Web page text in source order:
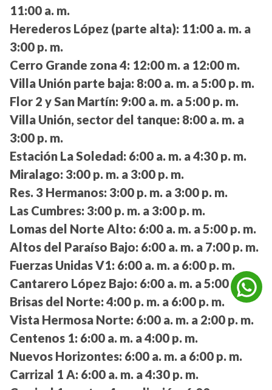
11:00 a. m.
Herederos López (parte alta): 11:00 a. m. a
3:00 p. m.
Cerro Grande zona 4: 12:00 m. a 12:00 m.
Villa Unión parte baja: 8:00 a. m. a 5:00 p. m.
Flor 2 y San Martín: 9:00 a. m. a 5:00 p. m.
Villa Unión, sector del tanque: 8:00 a. m. a
3:00 p. m.
Estación La Soledad: 6:00 a. m. a 4:30 p. m.
Miralago: 3:00 p. m. a 3:00 p. m.
Res. 3 Hermanos: 3:00 p. m. a 3:00 p. m.
Las Cumbres: 3:00 p. m. a 3:00 p. m.
Lomas del Norte Alto: 6:00 a. m. a 5:00 p. m.
Altos del Paraíso Bajo: 6:00 a. m. a 7:00 p. m.
Fuerzas Unidas V1: 6:00 a. m. a 6:00 p. m.
Cantarero López Bajo: 6:00 a. m. a 5:00 p. m.
Brisas del Norte: 4:00 p. m. a 6:00 p. m.
Vista Hermosa Norte: 6:00 a. m. a 2:00 p. m.
Centenos 1: 6:00 a. m. a 4:00 p. m.
Nuevos Horizontes: 6:00 a. m. a 6:00 p. m.
Carrizal 1 A: 6:00 a. m. a 4:30 p. m.